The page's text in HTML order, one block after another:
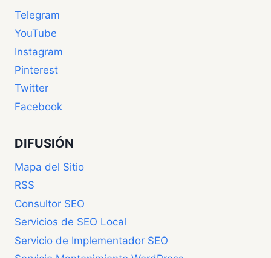
Telegram
YouTube
Instagram
Pinterest
Twitter
Facebook
DIFUSIÓN
Mapa del Sitio
RSS
Consultor SEO
Servicios de SEO Local
Servicio de Implementador SEO